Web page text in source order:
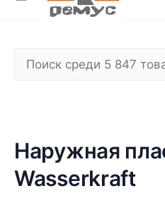
Наружная
Wasserkraft